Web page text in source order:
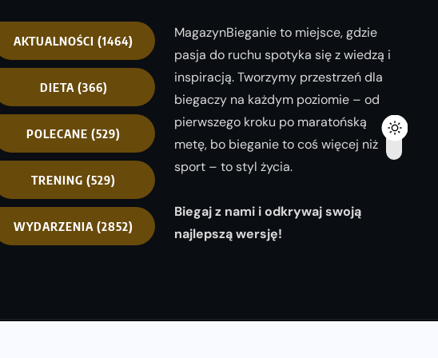
AKTUALNOŚCI (1464)
DIETA (366)
POLECANE (529)
TRENING (529)
WYDARZENIA (2852)
MagazynBieganie to miejsce, gdzie
pasja do ruchu spotyka się z wiedzą i
inspiracją. Tworzymy przestrzeń dla
biegaczy na każdym poziomie – od
pierwszego kroku po maratońską
metę, bo bieganie to coś więcej niż
sport – to styl życia.
Biegaj z nami i odkrywaj swoją
najlepszą wersję!